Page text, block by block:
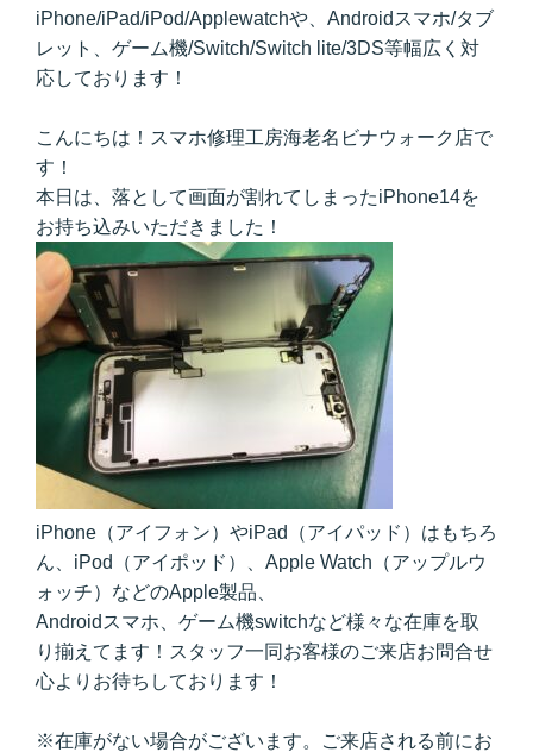
iPhone/iPad/iPod/Applewatchや、Androidスマホ/タブ
レット、ゲーム機/Switch/Switch lite/3DS等幅広く対
応しております！
こんにちは！スマホ修理工房海老名ビナウォーク店で
す！
本日は、落として画面が割れてしまったiPhone14を
お持ち込みいただきました！
iPhone（アイフォン）やiPad（アイパッド）はもちろ
ん、iPod（アイポッド）、Apple Watch（アップルウ
ォッチ）などのApple製品、
Androidスマホ、ゲーム機switchなど様々な在庫を取
り揃えてます！スタッフ一同お客様のご来店お問合せ
心よりお待ちしております！
※在庫がない場合がございます。ご来店される前にお